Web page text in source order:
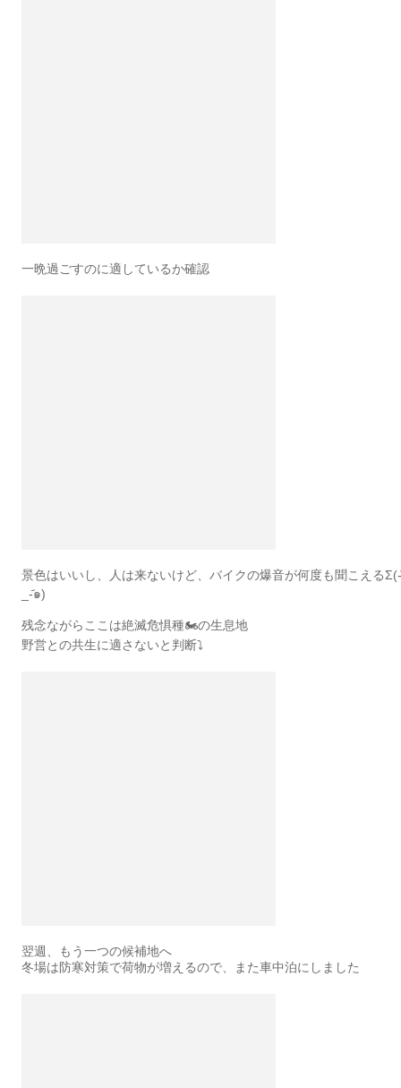
一晩過ごすのに適しているか確認
景色はいいし、人は来ないけど、バイクの爆音が何度も聞こえるΣ(-᷅
_-᷄๑)
残念ながらここは絶滅危惧種🏍️の生息地
野営との共生に適さないと判断⤵︎
翌週、もう一つの候補地へ
冬場は防寒対策で荷物が増えるので、また車中泊にしました